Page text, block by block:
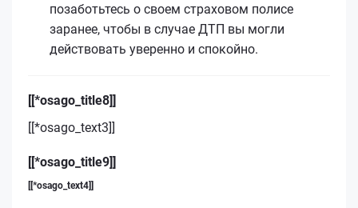
позаботьтесь о своем страховом полисе
заранее, чтобы в случае ДТП вы могли
действовать уверенно и спокойно.
[[*osago_title8]]
[[*osago_text3]]
[[*osago_title9]]
[[*osago_text4]]